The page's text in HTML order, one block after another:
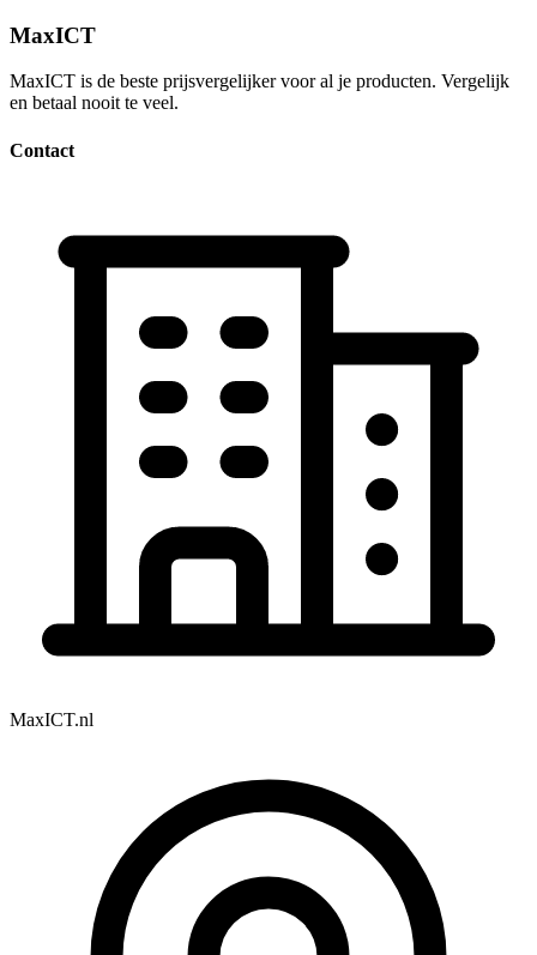
MaxICT
MaxICT is de beste prijsvergelijker voor al je producten. Vergelijk
en betaal nooit te veel.
Contact
MaxICT.nl